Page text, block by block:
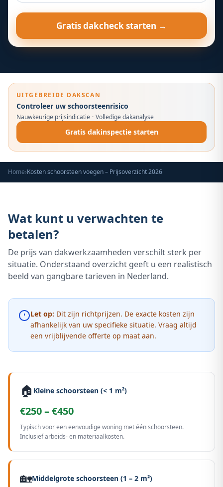
Gratis dakcheck starten →
UITGEBREIDE DAKSCAN
Controleer uw schoorsteenrisico
Nauwkeurige prijsindicatie · Volledige dakanalyse
Gratis dakinspectie starten
Home›Kosten schoorsteen voegen – Prijsoverzicht 2026
Wat kunt u verwachten te
betalen?
De prijs van dakwerkzaamheden verschilt sterk per
situatie. Onderstaand overzicht geeft u een realistisch
beeld van gangbare tarieven in Nederland.
Let op: Dit zijn richtprijzen. De exacte kosten zijn
afhankelijk van uw specifieke situatie. Vraag altijd
een vrijblijvende offerte op maat aan.
🏠 Kleine schoorsteen (< 1 m²)
€250 – €450
Typisch voor een eenvoudige woning met één schoorsteen.
Inclusief arbeids- en materiaalkosten.
🏡Middelgrote schoorsteen (1 – 2 m²)